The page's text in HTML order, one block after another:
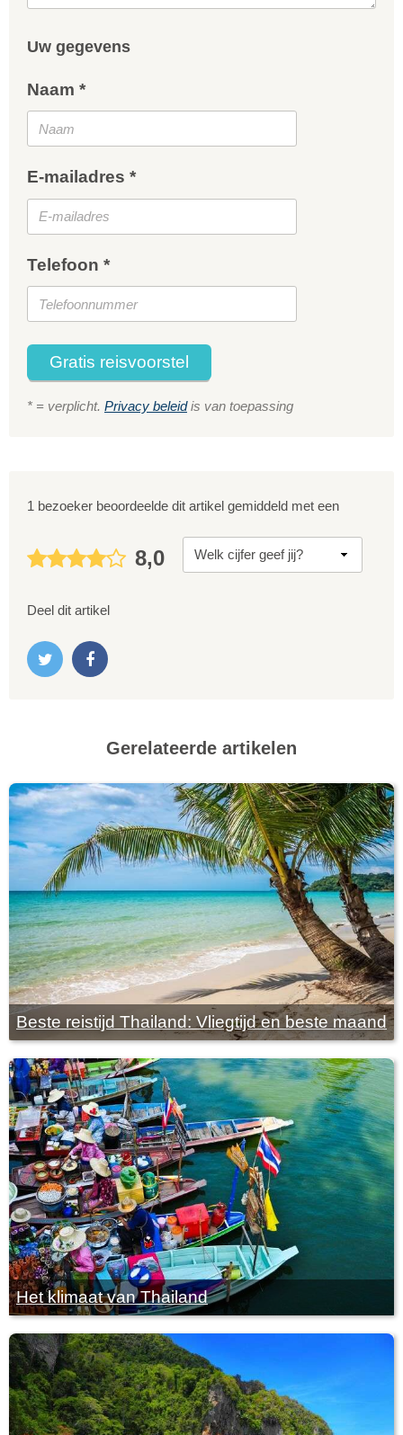
Uw gegevens
Naam *
E-mailadres *
Telefoon *
Gratis reisvoorstel
* = verplicht. Privacy beleidis van toepassing
1 bezoeker beoordeelde dit artikel gemiddeld met een
8,0
Deel dit artikel
Gerelateerde artikelen
Beste reistijd Thailand: Vliegtijd en beste maand
Het klimaat van Thailand